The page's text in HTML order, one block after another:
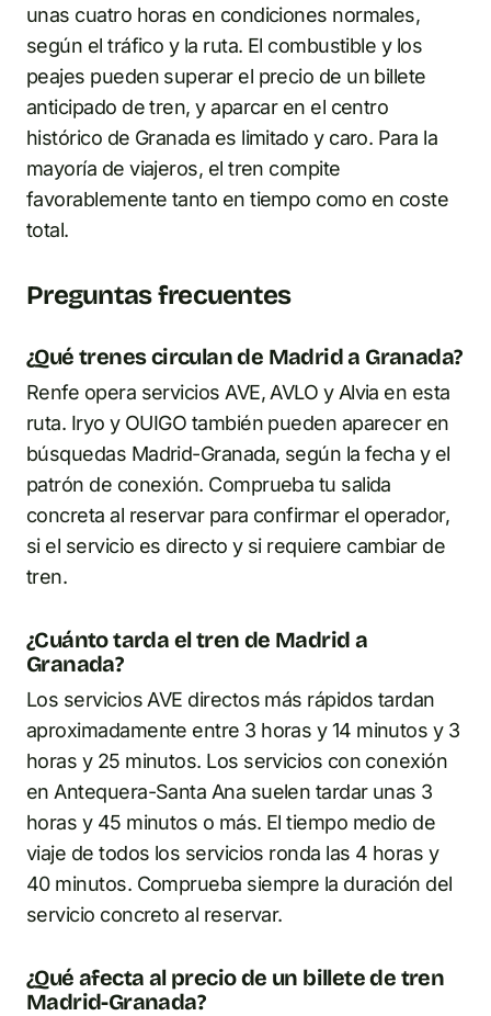
unas cuatro horas en condiciones normales,
según el tráfico y la ruta. El combustible y los
peajes pueden superar el precio de un billete
anticipado de tren, y aparcar en el centro
histórico de Granada es limitado y caro. Para la
mayoría de viajeros, el tren compite
favorablemente tanto en tiempo como en coste
total.
Preguntas frecuentes
¿Qué trenes circulan de Madrid a Granada?
Renfe opera servicios AVE, AVLO y Alvia en esta
ruta. Iryo y OUIGO también pueden aparecer en
búsquedas Madrid-Granada, según la fecha y el
patrón de conexión. Comprueba tu salida
concreta al reservar para confirmar el operador,
si el servicio es directo y si requiere cambiar de
tren.
¿Cuánto tarda el tren de Madrid a
Granada?
Los servicios AVE directos más rápidos tardan
aproximadamente entre 3 horas y 14 minutos y 3
horas y 25 minutos. Los servicios con conexión
en Antequera-Santa Ana suelen tardar unas 3
horas y 45 minutos o más. El tiempo medio de
viaje de todos los servicios ronda las 4 horas y
40 minutos. Comprueba siempre la duración del
servicio concreto al reservar.
¿Qué afecta al precio de un billete de tren
Madrid-Granada?